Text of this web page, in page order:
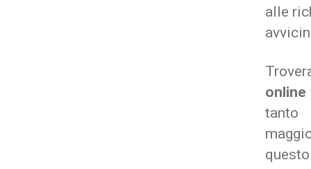
alle
tanto